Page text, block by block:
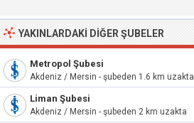
YAKINLARDAKI DIĞER ŞUBELER
Metropol Şubesi
Akdeniz / Mersin - şubeden 1.6 km uzakta
Liman Şubesi
Akdeniz / Mersin - şubeden 2 km uzakta